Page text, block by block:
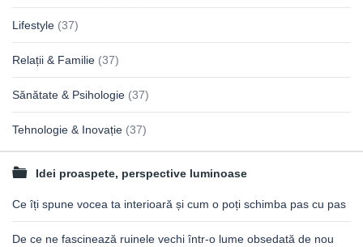
Lifestyle (37)
Relații & Familie (37)
Sănătate & Psihologie (37)
Tehnologie & Inovație (37)
Idei proaspete, perspective luminoase
Ce îți spune vocea ta interioară și cum o poți schimba pas cu pas
De ce ne fascinează ruinele vechi într-o lume obsedată de nou